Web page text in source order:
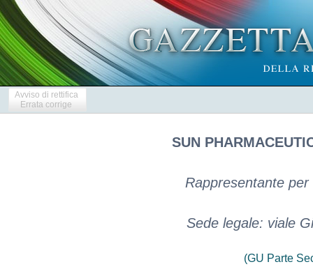
Avviso di rettifica
Errata corrige
SUN
Rappresentante
Sede legale: viale
(GU Parte